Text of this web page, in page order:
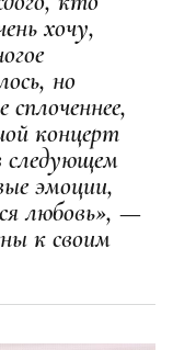
хочу,
но
концерт
следующем
эмоции,
любовь», —
к своим